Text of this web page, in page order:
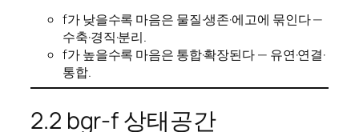
f가 낮을수록 마음은 물질·생존·에고에 묶인다 —
수축·경직·분리.
f가 높을수록 마음은 통합·확장된다 — 유연·연결·
통합.
2.2 bgr-f 상태공간